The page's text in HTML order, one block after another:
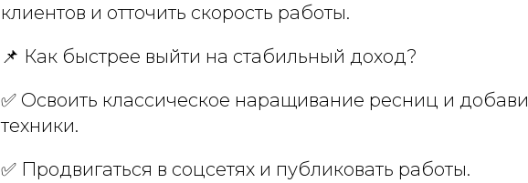
клиентов и отточить скорость работы.
📌 Как быстрее выйти на стабильный доход?
✅ Освоить классическое наращивание ресниц и
техники.
✅ Продвигаться в соцсетях и публиковать работы.